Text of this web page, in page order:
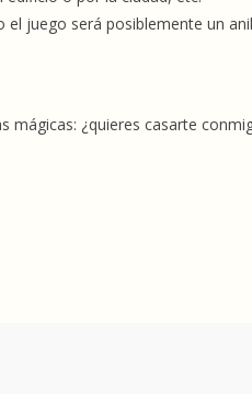
juego será posiblemente un
mágicas: ¿quieres casarte